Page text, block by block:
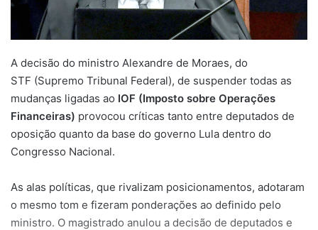
A decisão do ministro Alexandre de Moraes, do
STF (Supremo Tribunal Federal), de suspender todas as
mudanças ligadas ao IOF (Imposto sobre Operações
Financeiras) provocou críticas tanto entre deputados de
oposição quanto da base do governo Lula dentro do
Congresso Nacional.
As alas políticas, que rivalizam posicionamentos, adotaram
o mesmo tom e fizeram ponderações ao definido pelo
ministro. O magistrado anulou a decisão de deputados e